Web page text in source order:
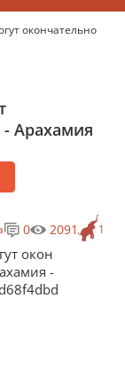
окончательно
- Арахамия
1
0 2091